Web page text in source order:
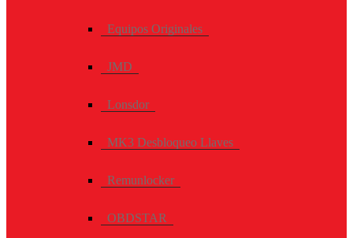
Equipos Originales
JMD
Lonsdor
MK3 Desbloqueo Llaves
Remunlocker
OBDSTAR